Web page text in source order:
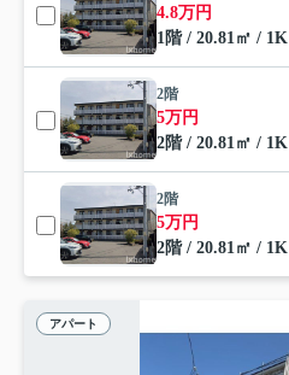
4.8万円
1階 / 20.81㎡ / 1K
2階
5万円
2階 / 20.81㎡ / 1K
2階
5万円
2階 / 20.81㎡ / 1K
アパート